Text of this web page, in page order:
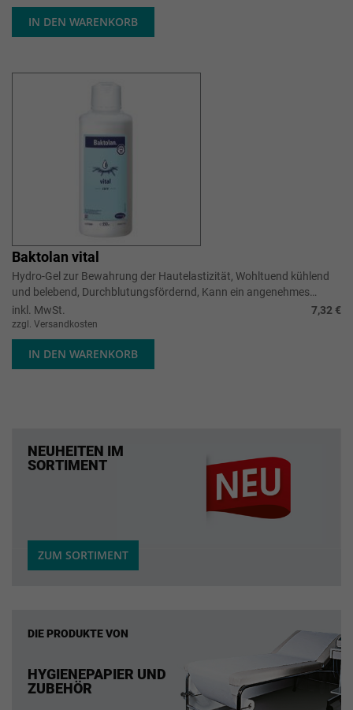
IN DEN WARENKORB
Baktolan vital
Hydro-Gel zur Bewahrung der Hautelastizität, Wohltuend kühlend
und belebend, Durchblutungsfördernd, Kann ein angenehmes
Wärmegefühl hervorrufe...
inkl. MwSt. 7,32 €
zzgl. Versandkosten
IN DEN WARENKORB
NEUHEITEN IM
SORTIMENT
ZUM SORTIMENT
DIE PRODUKTE VON
HYGIENEPAPIER UND
ZUBEHÖR